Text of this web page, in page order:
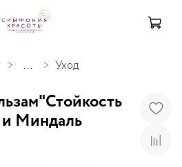
... Уход
и Миндаль